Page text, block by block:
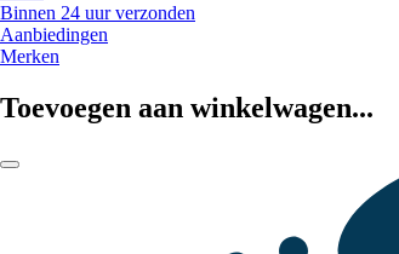
Binnen 24 uur verzonden
Aanbiedingen
Merken
Toevoegen aan winkelwagen...